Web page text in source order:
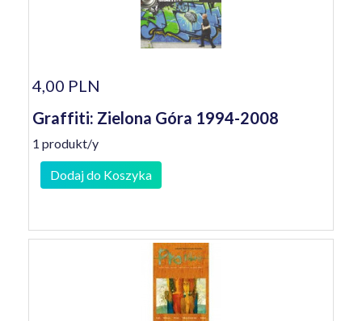
4,00 PLN
Graffiti: Zielona Góra 1994-2008
1 produkt/y
Dodaj do Koszyka